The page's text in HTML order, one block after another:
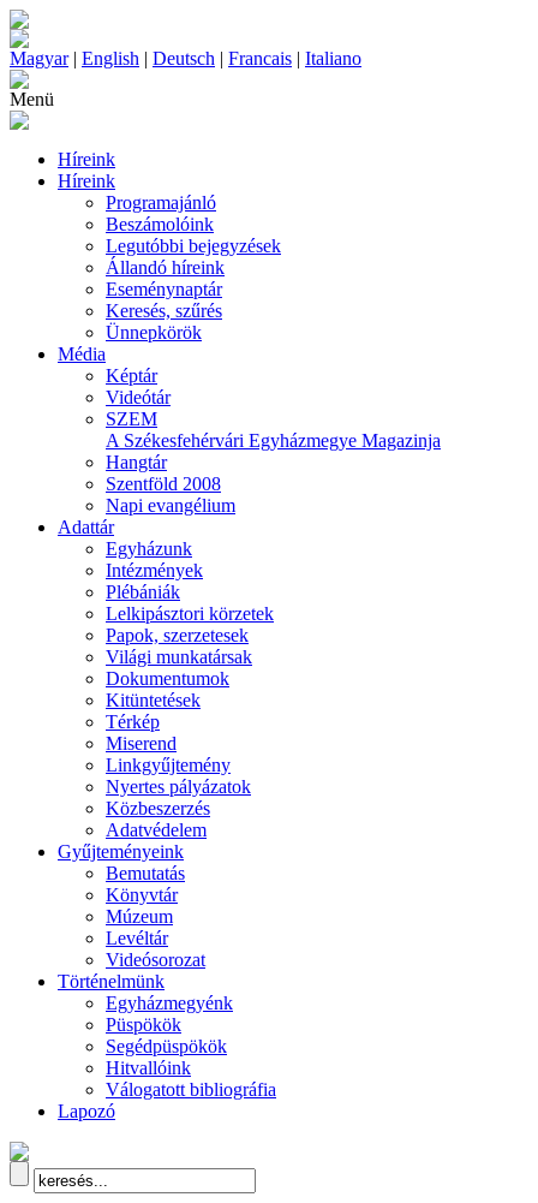
Magyar| English | Deutsch | Francais | Italiano
Menü
Híreink
Híreink
Programajánló
Beszámolóink
Legutóbbi bejegyzések
Állandó híreink
Eseménynaptár
Keresés, szűrés
Ünnepkörök
Média
Képtár
Videótár
SZEM
A Székesfehérvári Egyházmegye Magazinja
Hangtár
Szentföld 2008
Napi evangélium
Adattár
Egyházunk
Intézmények
Plébániák
Lelkipásztori körzetek
Papok, szerzetesek
Világi munkatársak
Dokumentumok
Kitüntetések
Térkép
Miserend
Linkgyűjtemény
Nyertes pályázatok
Közbeszerzés
Adatvédelem
Gyűjteményeink
Bemutatás
Könyvtár
Múzeum
Levéltár
Videósorozat
Történelmünk
Egyházmegyénk
Püspökök
Segédpüspökök
Hitvallóink
Válogatott bibliográfia
Lapozó